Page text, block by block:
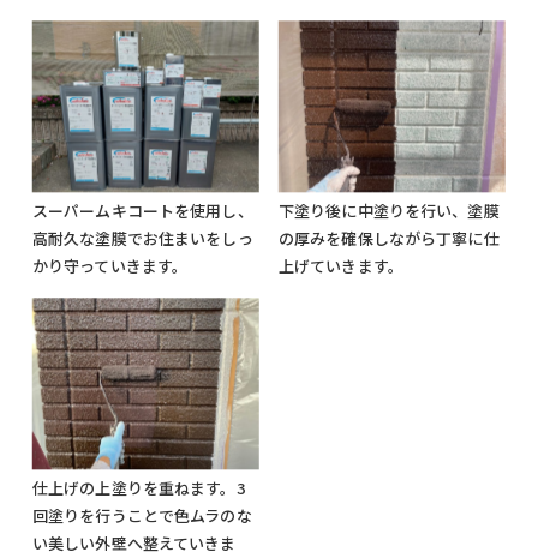
スーパームキコートを使用し、
高耐久な塗膜でお住まいをしっ
かり守っていきます。
下塗り後に中塗りを行い、塗膜
の厚みを確保しながら丁寧に仕
上げていきます。
仕上げの上塗りを重ねます。3
回塗りを行うことで色ムラのな
い美しい外壁へ整えていきま